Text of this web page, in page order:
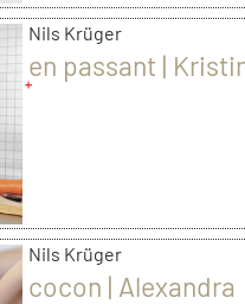
Nils Krüger
en passant |
Nils Krüger
cocon | Alexandra